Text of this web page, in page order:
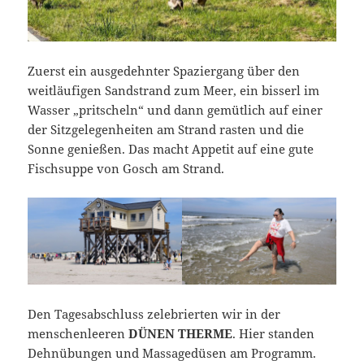
Zuerst ein ausgedehnter Spaziergang über den
weitläufigen Sandstrand zum Meer, ein bisserl im
Wasser „pritscheln“ und dann gemütlich auf einer
der Sitzgelegenheiten am Strand rasten und die
Sonne genießen. Das macht Appetit auf eine gute
Fischsuppe von Gosch am Strand.
Den Tagesabschluss zelebrierten wir in der
menschenleerenDÜNEN THERME. Hier standen
Dehnübungen und Massagedüsen am Programm.